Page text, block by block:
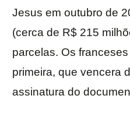
Jesus em outubro de
(cerca de R$ 215
parcelas. Os
primeira, que vencera
assinatura do